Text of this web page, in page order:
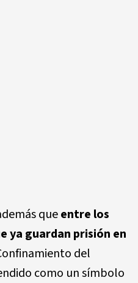
queentre los
ya guardan prisión en
del
como un símbolo